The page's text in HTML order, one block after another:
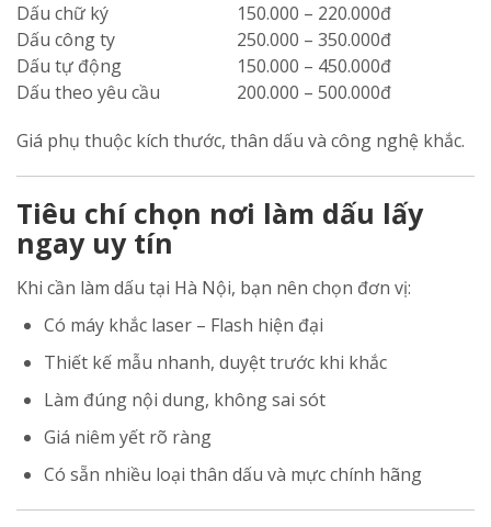
Dấu chữ ký
150.000 – 220.000đ
Dấu công ty
250.000 – 350.000đ
Dấu tự động
150.000 – 450.000đ
Dấu theo yêu cầu
200.000 – 500.000đ
Giá phụ thuộc kích thước, thân dấu và công nghệ khắc.
Tiêu chí chọn nơi làm dấu lấy
ngay uy tín
Khi cần làm dấu tại Hà Nội, bạn nên chọn đơn vị:
Có máy khắc laser – Flash hiện đại
Thiết kế mẫu nhanh, duyệt trước khi khắc
Làm đúng nội dung, không sai sót
Giá niêm yết rõ ràng
Có sẵn nhiều loại thân dấu và mực chính hãng